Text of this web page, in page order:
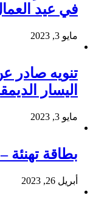
في عيد
مايو 3, 2023
تنويه صادر
اليسار
مايو 3, 2023
بطاقة
أبريل 26, 2023